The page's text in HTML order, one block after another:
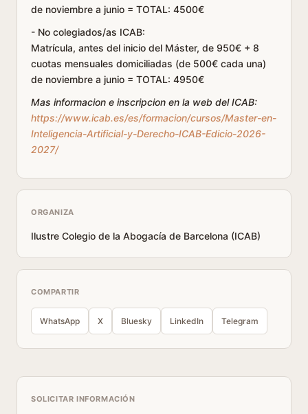
de noviembre a junio = TOTAL: 4500€
- No colegiados/as ICAB:
Matrícula, antes del inicio del Máster, de 950€ + 8
cuotas mensuales domiciliadas (de 500€ cada una)
de noviembre a junio = TOTAL: 4950€
Mas informacion e inscripcion en la web del ICAB:
https://www.icab.es/es/formacion/cursos/Master-en-
Inteligencia-Artificial-y-Derecho-ICAB-Edicio-2026-
2027/
ORGANIZA
Ilustre Colegio de la Abogacía de Barcelona (ICAB)
COMPARTIR
WhatsApp X Bluesky LinkedIn Telegram
SOLICITAR INFORMACIÓN